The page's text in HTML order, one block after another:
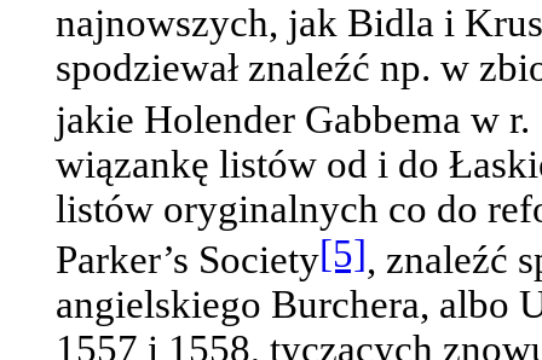
najnowszych, jak Bidla i
spodziewał znaleźć np. w
jakie Holender Gabbema w
wiązankę listów od i do
listów oryginalnych co do
Parker’s Society[5], znaleźć
angielskiego Burchera, albo
1557 i 1558, tyczących